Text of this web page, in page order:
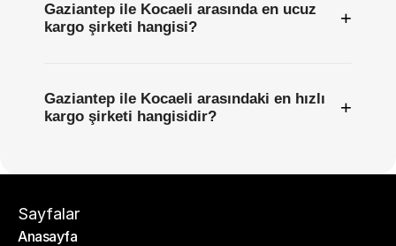
Gaziantep ile Kocaeli arasında en ucuz
kargo şirketi hangisi?
+
Gaziantep ile Kocaeli arasındaki en hızlı
kargo şirketi hangisidir?
+
Sayfalar
Anasayfa